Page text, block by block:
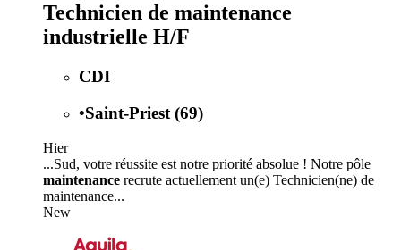
Technicien de maintenance
industrielle H/F
CDI
•Saint-Priest (69)
Hier
...Sud, votre réussite est notre priorité absolue ! Notre pôle
maintenance recrute actuellement un(e) Technicien(ne) de
maintenance...
New